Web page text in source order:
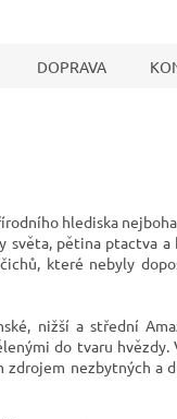
DOPRAVA
hlediska
světa, pětina ptactva a
které nebyly
nižší a střední
do tvaru hvězdy.
nezbytných a